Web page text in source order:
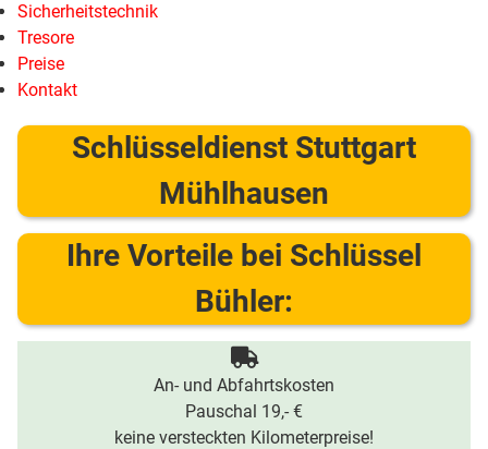
Sicherheitstechnik
Tresore
Preise
Kontakt
Schlüsseldienst Stuttgart
Mühlhausen
Ihre Vorteile bei Schlüssel
Bühler:
An- und Abfahrtskosten
Pauschal 19,- €
keine versteckten Kilometerpreise!